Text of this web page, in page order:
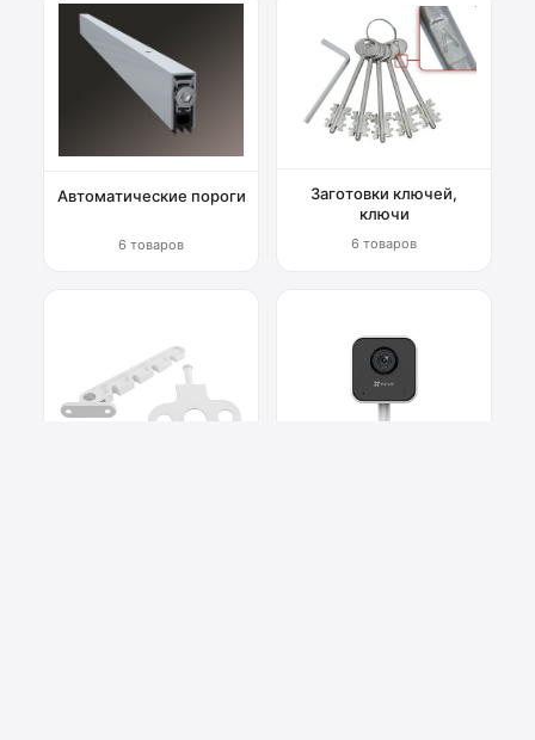
Автоматические пороги
6 товаров
Заготовки ключей,
ключи
6 товаров